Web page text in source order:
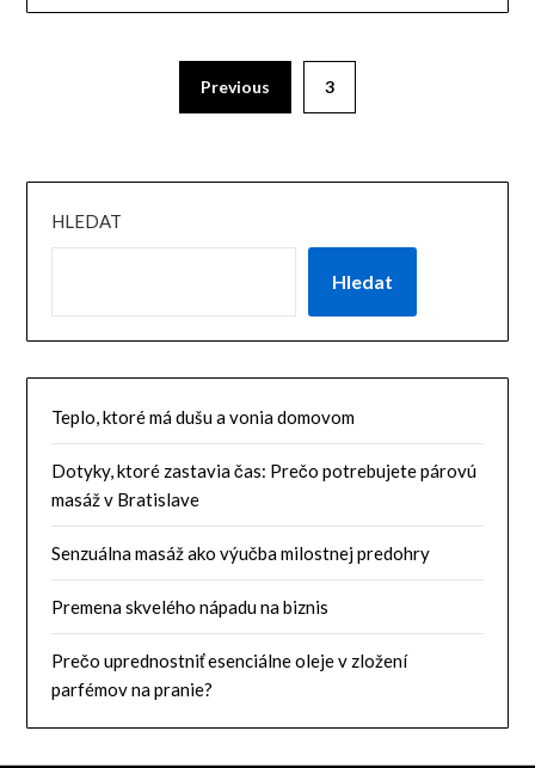
Previous 3
HLEDAT
Hledat
Teplo, ktoré má dušu a vonia domovom
Dotyky, ktoré zastavia čas: Prečo potrebujete párovú
masáž v Bratislave
Senzuálna masáž ako výučba milostnej predohry
Premena skvelého nápadu na biznis
Prečo uprednostniť esenciálne oleje v zložení
parfémov na pranie?